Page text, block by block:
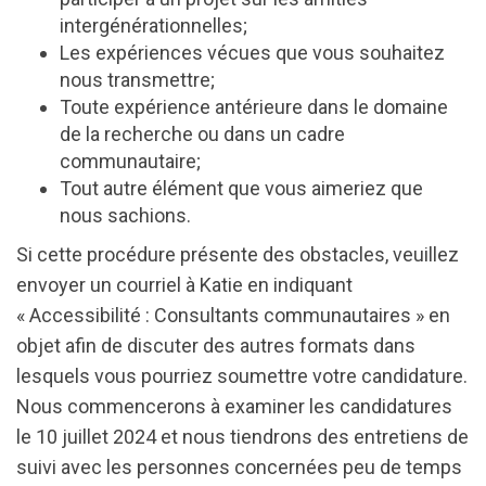
intergénérationnelles;
Les expériences vécues que vous souhaitez
nous transmettre;
Toute expérience antérieure dans le domaine
de la recherche ou dans un cadre
communautaire;
Tout autre élément que vous aimeriez que
nous sachions.
Si cette procédure présente des obstacles, veuillez
envoyer un courriel à Katie en indiquant
« Accessibilité : Consultants communautaires » en
objet afin de discuter des autres formats dans
lesquels vous pourriez soumettre votre candidature.
Nous commencerons à examiner les candidatures
le 10 juillet 2024 et nous tiendrons des entretiens de
suivi avec les personnes concernées peu de temps